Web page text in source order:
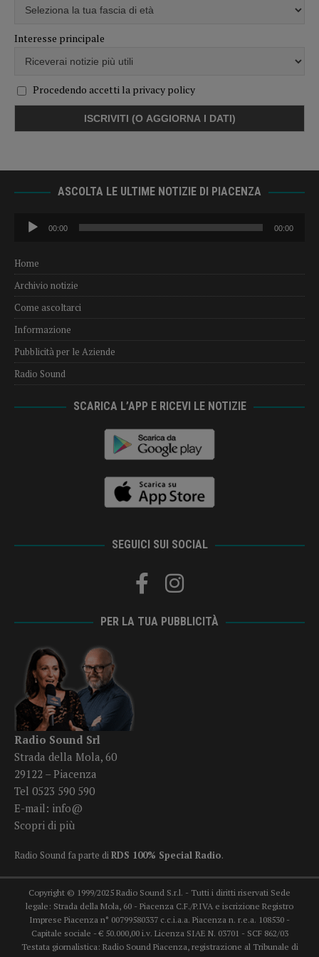
Interesse principale
Procedendo accetti la privacy policy
ASCOLTA LE ULTIME NOTIZIE DI PIACENZA
Audio
Player
00:00 00:00
Home
Archivio notizie
Come ascoltarci
Informazione
Pubblicità per le Aziende
Radio Sound
SCARICA L’APP E RICEVI LE NOTIZIE
SEGUICI SUI SOCIAL
PER LA TUA PUBBLICITÀ
Radio Sound Srl
Strada della Mola, 60
29122 – Piacenza
Tel 0523 590 590
E-mail: info@
Scopri di più
Radio Sound fa parte diRDS 100% Special Radio.
Copyright © 1999/2025 Radio Sound S.r.l. - Tutti i diritti riservati Sede
legale: Strada della Mola, 60 - Piacenza C.F./P.IVA e iscrizione Registro
Imprese Piacenza n° 00799580337 c.c.i.a.a. Piacenza n. r.e.a. 108530 -
Capitale sociale - € 50.000,00 i.v. Licenza SIAE N. 03701 - SCF 862/03
Testata giornalistica: Radio Sound Piacenza, registrazione al Tribunale di